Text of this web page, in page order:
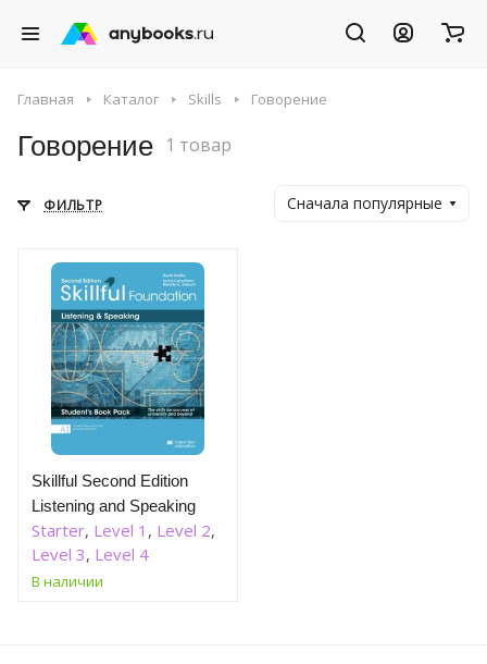
Главная Каталог Skills Говорение
Говорение 1 товар
ФИЛЬТР Сначала популярные
Skillful Second Edition
Listening and Speaking
Starter, Level 1 , Level 2,
Level 3, Level 4
В наличии